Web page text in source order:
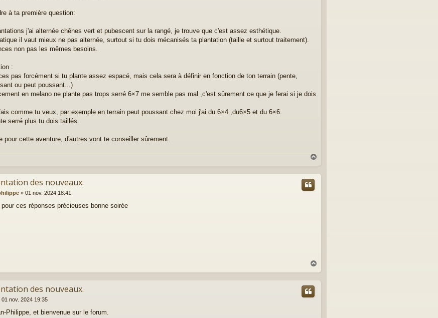
à ta première question:
j'ai alternée chênes vert et pubescent sur la rangé, je trouve que c'est assez esthétique.
il vaut mieux ne pas alternée, surtout si tu dois mécanisés ta plantation (taille et surtout traitement).
non pas les mêmes besoins.
:
pas forcément si tu plante assez espacé, mais cela sera à définir en fonction de ton terrain (pente,
ou peut poussant...)
en melano ne plante pas trops serré 6×7 me semble pas mal ,c'est sûrement ce que je ferai si je dois
comme tu veux, par exemple en terrain peut poussant chez moi j'ai du 6×4 ,du6×5 et du 6×6.
serré plus tu dois taillés.
pour cette aventure, d'autres vont te conseiller sûrement.
u
des nouveaux.
» 01 nov. 2024 18:41
pour ces réponses précieuses bonne soirée
a
des nouveaux.
01 nov. 2024 19:35
Philippe, et bienvenue sur le forum.